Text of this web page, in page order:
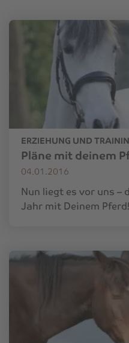
ERZIEHUNG UND
Pläne mit deinem
04.01.2016
Nun liegt es vor uns –
Jahr mit Deinem